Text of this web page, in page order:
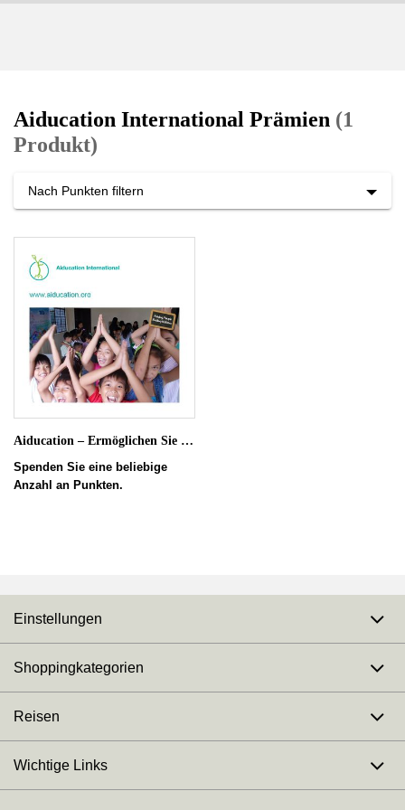
successfully!
Aiducation
International
Prämienprodukte
Aiducation International Prämien (1
Produkt)
Nach Punkten filtern
Aiducation – Ermöglichen Sie Jugendlichen den Zugang zu Bildung
Spenden Sie eine beliebige
Anzahl an Punkten.
Einstellungen
Shoppingkategorien
Reisen
Wichtige Links